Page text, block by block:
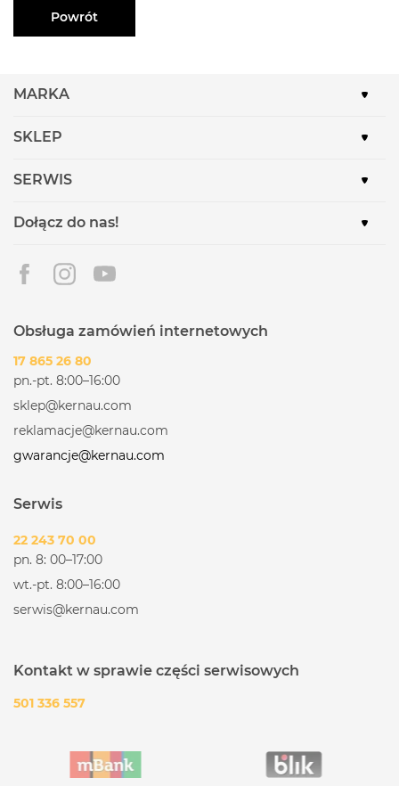
Powrót
MARKA
SKLEP
SERWIS
Dołącz do nas!
Obsługa zamówień internetowych
17 865 26 80
pn.-pt. 8:00–16:00
sklep@kernau.com
reklamacje@kernau.com
gwarancje@kernau.com
Serwis
22 243 70 00
pn. 8: 00–17:00
wt.-pt. 8:00–16:00
serwis@kernau.com
Kontakt w sprawie części serwisowych
501 336 557